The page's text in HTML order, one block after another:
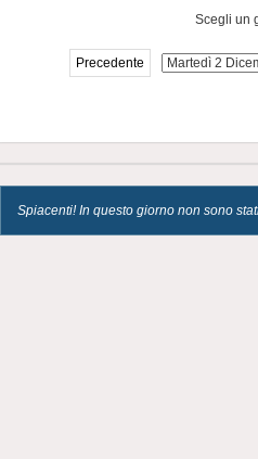
Scegli un
Precedente
Spiacenti! In questo giorno non sono